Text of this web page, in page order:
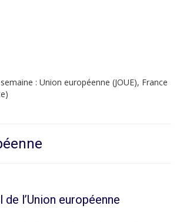
: Union européenne (JOUE), France
l’Union européenne